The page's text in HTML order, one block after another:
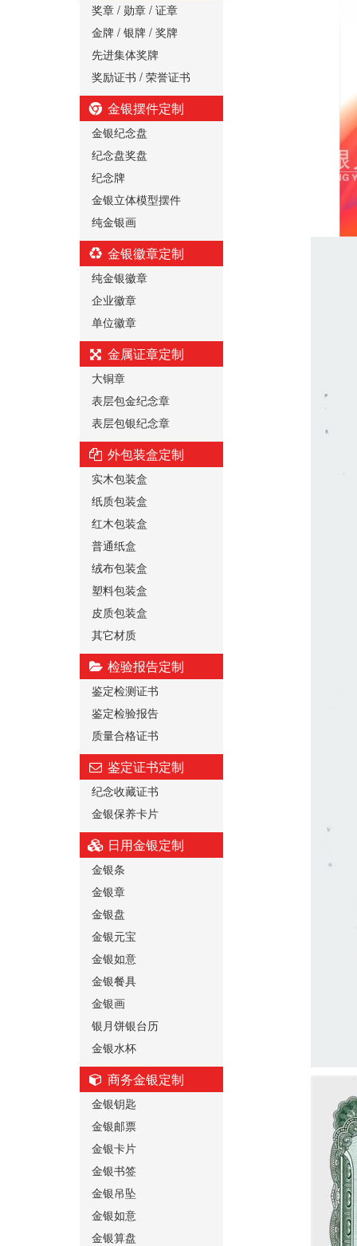
奖章 / 勋章 / 证章
金牌 / 银牌 / 奖牌
先进集体奖牌
奖励证书 / 荣誉证书
金银摆件定制
金银纪念盘
纪念盘奖盘
纪念牌
金银立体模型摆件
纯金银画
金银徽章定制
纯金银徽章
企业徽章
单位徽章
金属证章定制
大铜章
表层包金纪念章
表层包银纪念章
外包装盒定制
实木包装盒
纸质包装盒
红木包装盒
普通纸盒
绒布包装盒
塑料包装盒
皮质包装盒
其它材质
检验报告定制
鉴定检测证书
鉴定检验报告
质量合格证书
鉴定证书定制
纪念收藏证书
金银保养卡片
日用金银定制
金银条
金银章
金银盘
金银元宝
金银如意
金银餐具
金银画
银月饼银台历
金银水杯
商务金银定制
金银钥匙
金银邮票
金银卡片
金银书签
金银吊坠
金银如意
金银算盘